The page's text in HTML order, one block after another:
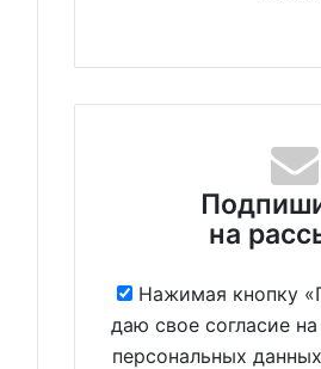
на
Нажимая кнопку
даю свое согласие
персональных